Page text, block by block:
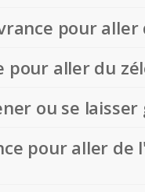
pour
aller du
ou se laisser
pour aller